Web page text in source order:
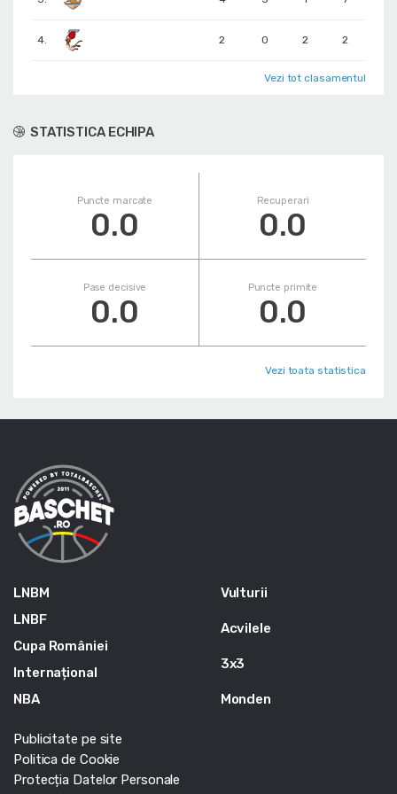
4. 2 0 2 2
Vezi tot clasamentul
STATISTICA ECHIPA
Puncte marcate
0.0
Recuperari
0.0
Pase decisive
0.0
Puncte primite
0.0
Vezi toata statistica
LNBM
LNBF
Cupa României
Internațional
NBA
Vulturii
Acvilele
3x3
Monden
Publicitate pe site
Politica de Cookie
Protecția Datelor Personale